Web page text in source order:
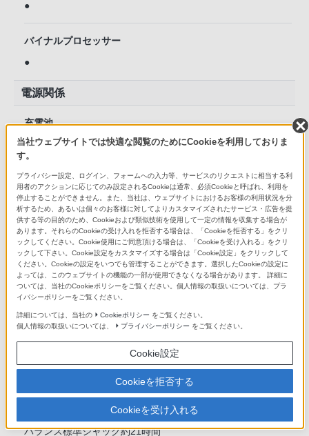
●
バイナルプロセッサー
●
電源関係
充電池
内蔵型リチウムイオン
USB充電 充電時間（約/時間）
約3.5時間（満充電）
約3時間（約80%まで充電）
充電池持続時間（約/時間）
【音楽再生時（W.ミュージック）】
●MP3 128kbps
ステレオミニジャック約25時間
バランス標準ジャック約24時間
●FLAC 96kHz/24bit
ステレオミニジャック約23時間
ステレオミニジャック約21時間
バランス標準ジャック約21時間
当社ウェブサイトでは快適な閲覧のためにCookieを利用しておりま
す。
プライバシー設定、ログイン、フォームへの入力等、サービスのリクエストに相当する利
用者のアクションに応じてのみ設定されるCookieは通常、必須Cookieと呼ばれ、利用を
停止することができません。また、当社は、ウェブサイトにおけるお客様の利用状況を分
析するため、あるいは個々のお客様に対してよりカスタマイズされたサービス・広告を提
供する等の目的のため、Cookieおよび類似技術を使用して一定の情報を収集する場合が
あります。それらのCookieの受け入れを拒否する場合は、「Cookieを拒否する」をクリ
ックしてください。Cookie使用にご同意頂ける場合は、「Cookieを受け入れる」をクリ
ックして下さい。Cookie設定をカスタマイズする場合は「Cookie設定」をクリックして
ください。Cookieの設定をいつでも管理することができます。選択したCookieの設定に
よっては、このウェブサイトの機能の一部が使用できなくなる場合があります。 詳細に
ついては、当社のCookieポリシーをご覧ください。個人情報の取扱いについては、プラ
イバシーポリシーをご覧ください。
詳細については、当社の Cookieポリシー をご覧ください。
個人情報の取扱いについては、
プライバシーポリシー をご覧ください。
Cookie設定
Cookieを拒否する
Cookieを受け入れる